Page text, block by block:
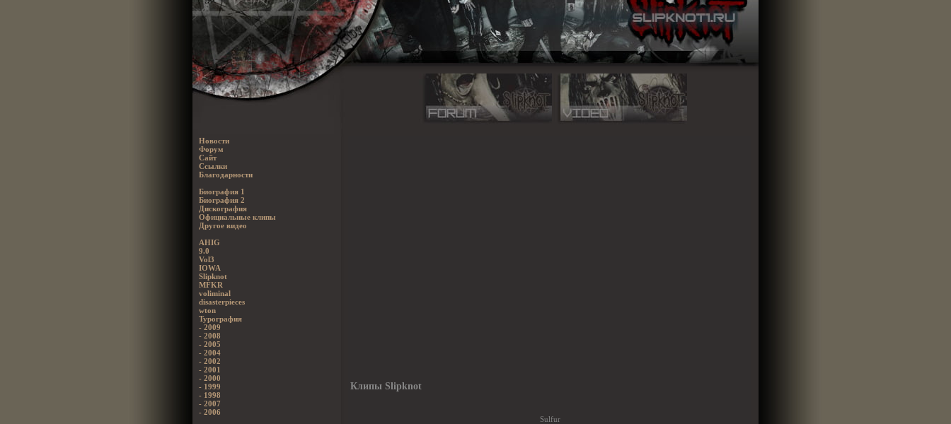
Новости
Форум
Сайт
Ссылки
Благодарности
Биография 1
Биография 2
Дискография
Официальные клипы
Другое видео
AHIG
9.0
Vol3
IOWA
Slipknot
MFKR
voliminal
disasterpieces
wton
Турография
- 2009
- 2008
- 2005
- 2004
- 2002
- 2001
- 2000
- 1999
- 1998
- 2007
- 2006
Клипы Slipknot
Sulfur